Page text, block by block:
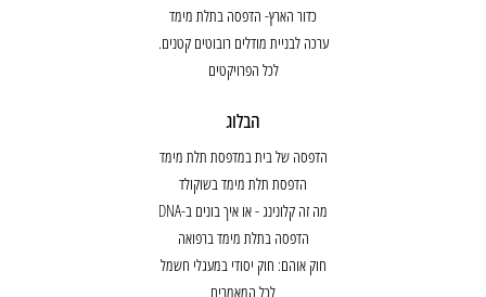
כדור הארץ- הדפסה בתלת מימד
ערכה לבניית מודלים רובוטים קטנים.
לכל הפרויקטים
הבלוג
הדפסה של בית במדפסת תלת מימד
הדפסת תלת מימד בשוקולד
מה זה קלונינג - או איך בונים ב-DNA
הדפסה בתלת מימד ברפואה
חוק אוהם: חוק יסודי במעגלי חשמל
לכל המאמרים